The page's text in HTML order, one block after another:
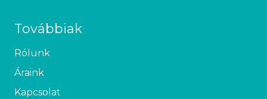
Továbbiak
Rólunk
Áraink
Kapcsolat